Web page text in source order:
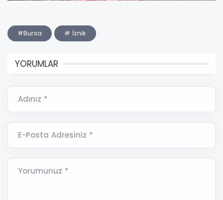
#Bursa # İznik
YORUMLAR
Adınız *
E-Posta Adresiniz *
Yorumunuz *